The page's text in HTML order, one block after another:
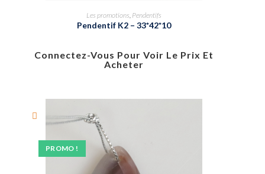
Les promotions, Pendentifs
Pendentif K2 – 33*42*10
Connectez-Vous Pour Voir Le Prix Et
Acheter
PROMO !